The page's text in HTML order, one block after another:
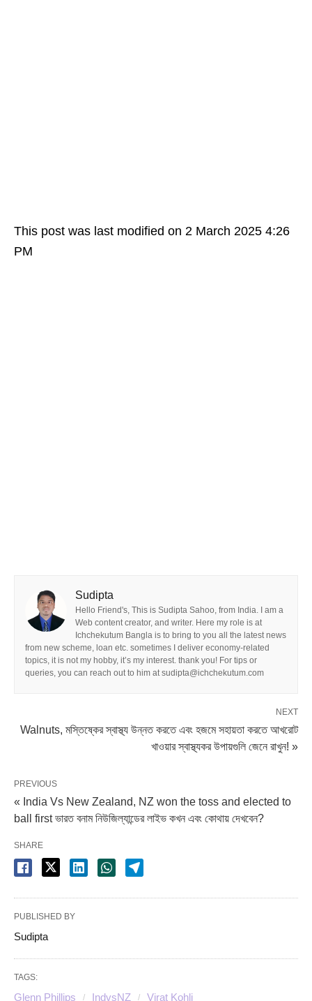
This post was last modified on 2 March 2025 4:26
PM
Sudipta
Hello Friend's, This is Sudipta Sahoo, from India. I am a
Web content creator, and writer. Here my role is at
Ichchekutum Bangla is to bring to you all the latest news
from new scheme, loan etc. sometimes I deliver economy-related
topics, it is not my hobby, it’s my interest. thank you! For tips or
queries, you can reach out to him at sudipta@ichchekutum.com
NEXT
Walnuts, মস্তিষ্কের স্বাস্থ্য উন্নত করতে এবং হজমে সহায়তা করতে আখরোট
খাওয়ার স্বাস্থ্যকর উপায়গুলি জেনে রাখুন! »
PREVIOUS
« India Vs New Zealand, NZ won the toss and elected to
ball first ভারত বনাম নিউজিল্যান্ডের লাইভ কখন এবং কোথায় দেখবেন?
SHARE
PUBLISHED BY
Sudipta
TAGS:
Glenn Phillips IndvsNZ Virat Kohli